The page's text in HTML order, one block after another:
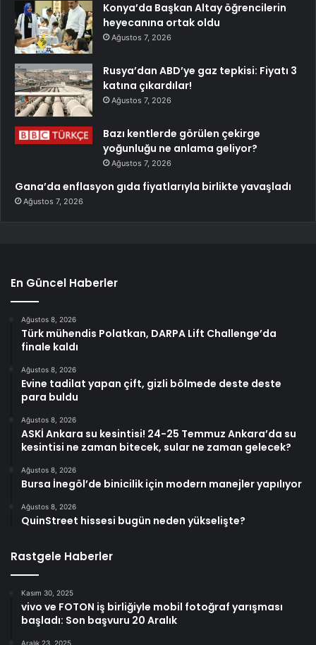
Konya’da Başkan Altay öğrencilerin
heyecanına ortak oldu
Ağustos 7, 2026
Rusya’dan ABD’ye gaz tepkisi: Fiyatı 3
katına çıkardılar!
Ağustos 7, 2026
Bazı kentlerde görülen çekirge
yoğunluğu ne anlama geliyor?
Ağustos 7, 2026
Gana’da enflasyon gıda fiyatlarıyla birlikte yavaşladı
Ağustos 7, 2026
En Güncel Haberler
Ağustos 8, 2026
Türk mühendis Polatkan, DARPA Lift Challenge’da
finale kaldı
Ağustos 8, 2026
Evine tadilat yapan çift, gizli bölmede deste deste
para buldu
Ağustos 8, 2026
ASKİ Ankara su kesintisi! 24-25 Temmuz Ankara’da su
kesintisi ne zaman bitecek, sular ne zaman gelecek?
Ağustos 8, 2026
Bursa İnegöl’de binicilik için modern manejler yapılıyor
Ağustos 8, 2026
QuinStreet hissesi bugün neden yükselişte?
Rastgele Haberler
Kasım 30, 2025
vivo ve FOTON iş birliğiyle mobil fotoğraf yarışması
başladı: Son başvuru 20 Aralık
Aralık 23, 2025